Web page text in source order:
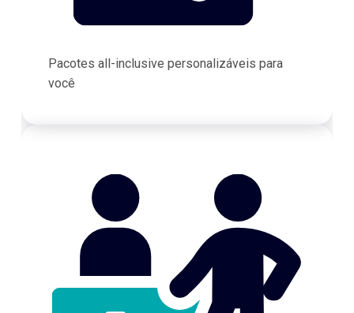
Pacotes all-inclusive personalizáveis para
você